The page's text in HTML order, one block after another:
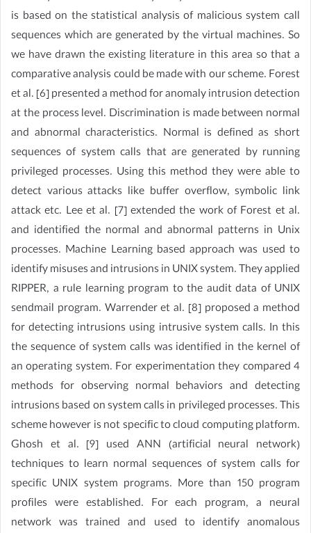
is based on the statistical analysis of malicious system call
sequences which are generated by the virtual machines. So
we have drawn the existing literature in this area so that a
comparative analysis could be made with our scheme. Forest
et al. [6] presented a method for anomaly intrusion detection
at the process level. Discrimination is made between normal
and abnormal characteristics. Normal is defined as short
sequences of system calls that are generated by running
privileged processes. Using this method they were able to
detect various attacks like buffer overflow, symbolic link
attack etc. Lee et al. [7] extended the work of Forest et al.
and identified the normal and abnormal patterns in Unix
processes. Machine Learning based approach was used to
identify misuses and intrusions in UNIX system. They applied
RIPPER, a rule learning program to the audit data of UNIX
sendmail program. Warrender et al. [8] proposed a method
for detecting intrusions using intrusive system calls. In this
the sequence of system calls was identified in the kernel of
an operating system. For experimentation they compared 4
methods for observing normal behaviors and detecting
intrusions based on system calls in privileged processes. This
scheme however is not specific to cloud computing platform.
Ghosh et al. [9] used ANN (artificial neural network)
techniques to learn normal sequences of system calls for
specific UNIX system programs. More than 150 program
profiles were established. For each program, a neural
network was trained and used to identify anomalous